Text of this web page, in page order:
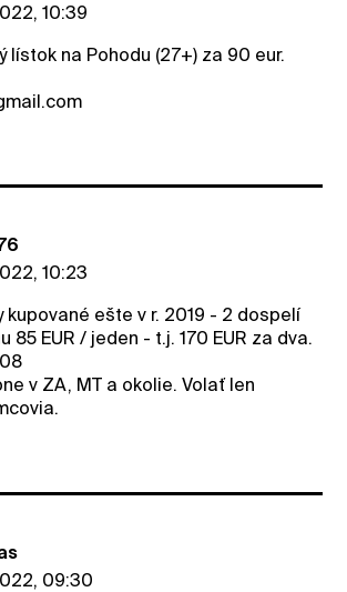
10:39
lístok na Pohodu (27+) za 90 eur.
10:23
kupované ešte v r. 2019 - 2 dospelí
85 EUR / jeden - t.j. 170 EUR za dva.
v ZA, MT a okolie. Volať len
09:30